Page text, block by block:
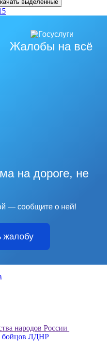
выделенные
Жалобы на всё
на дороге, не
— сообщите о ней!
жалобу